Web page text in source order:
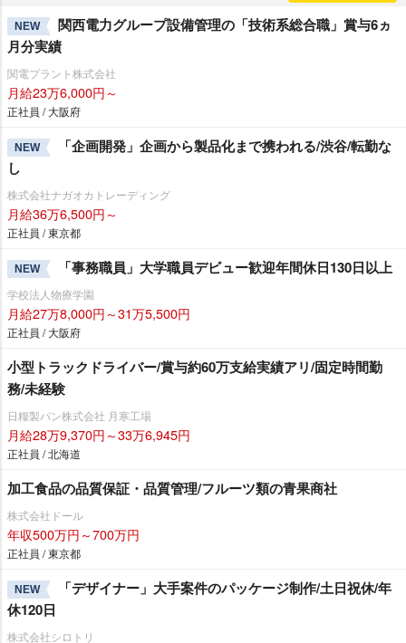
NEW
関西電力グループ設備管理の「技術系総合職」賞与6ヵ
月分実績
関電プラント株式会社
月給23万6,000円～
正社員 / 大阪府
NEW
「企画開発」企画から製品化まで携われる/渋谷/転勤な
し
株式会社ナガオカトレーディング
月給36万6,500円～
正社員 / 東京都
NEW 「事務職員」大学職員デビュー歓迎年間休日130日以上
学校法人物療学園
月給27万8,000円～31万5,500円
正社員 / 大阪府
小型トラックドライバー/賞与約60万支給実績アリ/固定時間勤
務/未経験
日糧製パン株式会社 月寒工場
月給28万9,370円～33万6,945円
正社員 / 北海道
加工食品の品質保証・品質管理/フルーツ類の青果商社
株式会社ドール
年収500万円～700万円
正社員 / 東京都
NEW
「デザイナー」大手案件のパッケージ制作/土日祝休/年
休120日
株式会社シロトリ